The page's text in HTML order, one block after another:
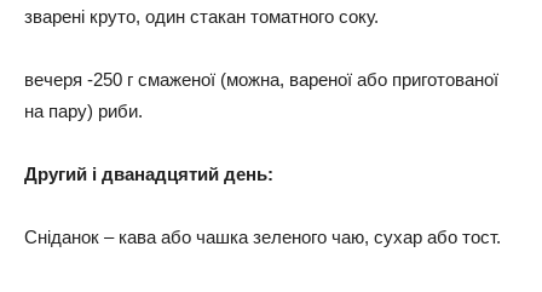
зварені круто, один стакан томатного соку.
вечеря -250 г смаженої (можна, вареної або приготованої
на пару) риби.
Другий і дванадцятий день:
Сніданок – кава або чашка зеленого чаю, сухар або тост.